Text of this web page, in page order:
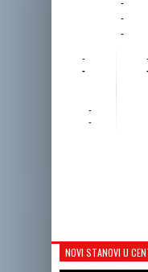
-
-
-
-
-
-
-
NOVI STANOVI U